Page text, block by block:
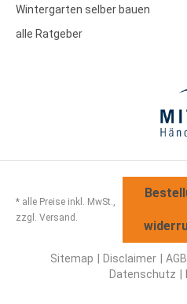
Wintergarten selber bauen
alle Ratgeber
* alle Preise inkl. MwSt.,
zzgl. Versand.
Sitemap Disclaimer AGB
Datenschutz